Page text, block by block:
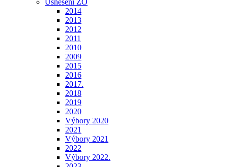
Usnesení ZO
2014
2013
2012
2011
2010
2009
2015
2016
2017.
2018
2019
2020
Výbory 2020
2021
Výbory 2021
2022
Výbory 2022.